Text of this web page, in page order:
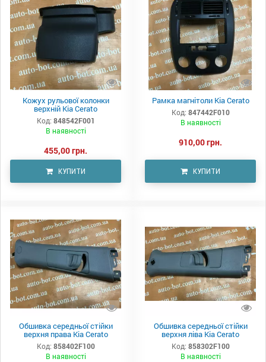
Кожух рульової колонки
верхній Kia Cerato
Код: 848542F001
В наявності
455,00 грн.
КУПИТИ
Рамка магнітоли Kia Cerato
Код: 847442F010
В наявності
910,00 грн.
КУПИТИ
Обшивка середньої стійки
верхня права Kia Cerato
Код: 858402F100
В наявності
Обшивка середньої стійки
верхня ліва Kia Cerato
Код: 858302F100
В наявності